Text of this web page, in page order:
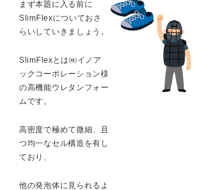
まず本題に入る前に
SlimFlexについておさ
らいしていきましょう。
SlimFlexとは㈱イノア
ックコーポレーション様
の高機能ウレタンフォー
ムです。
高密度で極めて微細、且
つ均一なセル構造を有し
ており、
他の発泡体に見られるよ